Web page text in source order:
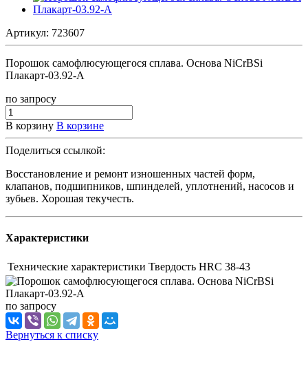
Артикул: 723607
Порошок самофлюсующегося сплава. Основа NiCrBSi
Плакарт-03.92-A
по запросу
В корзину В корзине
Поделиться ссылкой:
Восстановление и ремонт изношенных частей форм,
клапанов, подшипников, шпинделей, уплотнений, насосов и
зубьев. Хорошая текучесть.
Характеристики
Технические характеристики Твердость HRC 38-43
по запросу
Вернуться к списку